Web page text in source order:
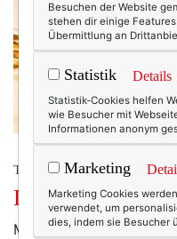
TEXTERELLA
Das große
Mein Opa liebte es, mit
Besuchen der Website
stehen dir einige
Übermittlung an
Statistik Details
Statistik-Cookies helfen
wie Besucher mit
Informationen anonym
Marketing
Marketing Cookies
verwendet, um
dies, indem sie Besucher